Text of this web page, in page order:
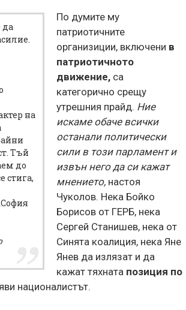
да
на
Тъй
до
стига,
По думите му
патриотичните
организиции, включени в
патриотичното
движение, са
категорично срещу
утрешния прайд. Ние
искаме обаче всички
останали политически
сили в този парламент и
извън него да си кажат
мнението, настоя
Чуколов. Нека Бойко
Борисов от ГЕРБ, нека
Сергей Станишев, нека от
Синята коалиция, нека Яне
Янев да излязат и да
кажат тяхната позиция по
националистът.